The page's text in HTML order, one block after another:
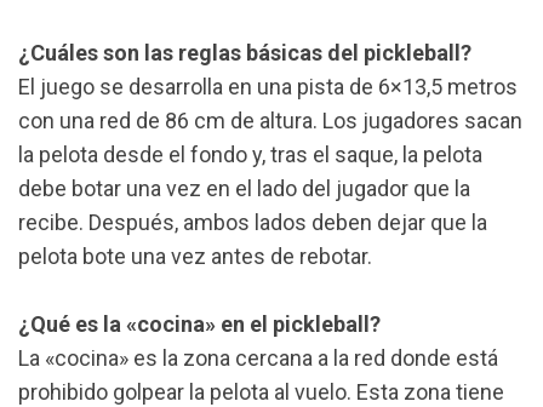
¿Cuáles son las reglas básicas del pickleball?
El juego se desarrolla en una pista de 6×13,5 metros
con una red de 86 cm de altura. Los jugadores sacan
la pelota desde el fondo y, tras el saque, la pelota
debe botar una vez en el lado del jugador que la
recibe. Después, ambos lados deben dejar que la
pelota bote una vez antes de rebotar.
¿Qué es la «cocina» en el pickleball?
La «cocina» es la zona cercana a la red donde está
prohibido golpear la pelota al vuelo. Esta zona tiene